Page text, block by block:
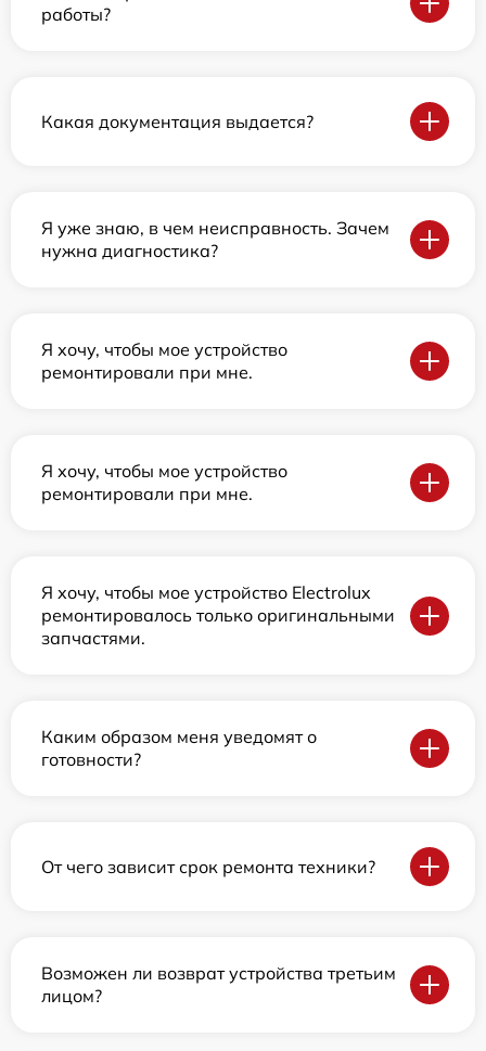
работы?
Какая документация выдается?
Я уже знаю, в чем неисправность. Зачем
нужна диагностика?
Я хочу, чтобы мое устройство
ремонтировали при мне.
Я хочу, чтобы мое устройство
ремонтировали при мне.
Я хочу, чтобы мое устройство Electrolux
ремонтировалось только оригинальными
запчастями.
Каким образом меня уведомят о
готовности?
От чего зависит срок ремонта техники?
Возможен ли возврат устройства третьим
лицом?